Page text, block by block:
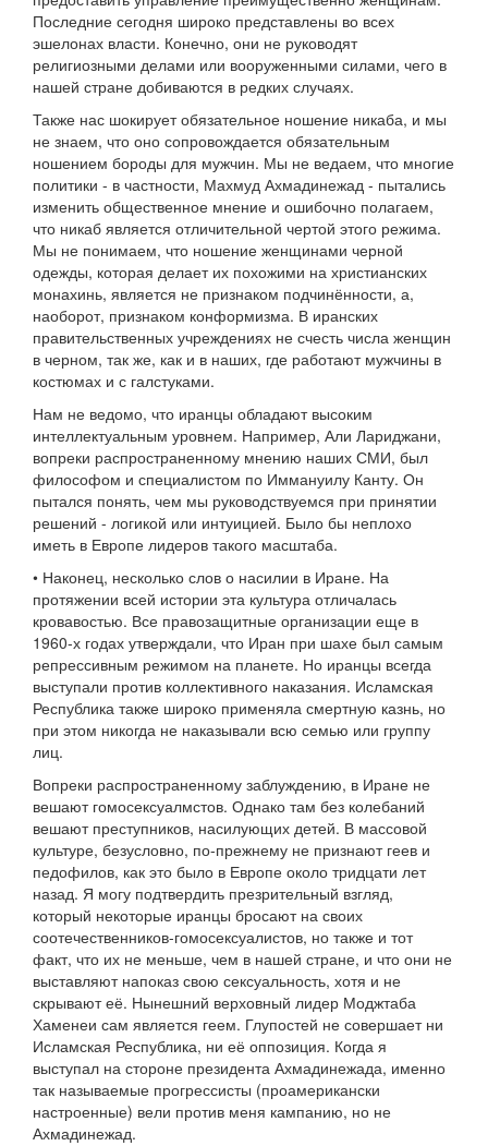
Последние сегодня широко представлены во всех
эшелонах власти. Конечно, они не руководят
религиозными делами или вооруженными силами, чего в
нашей стране добиваются в редких случаях.
Также нас шокирует обязательное ношение никаба, и мы
не знаем, что оно сопровождается обязательным
ношением бороды для мужчин. Мы не ведаем, что многие
политики - в частности, Махмуд Ахмадинежад - пытались
изменить общественное мнение и ошибочно полагаем,
что никаб является отличительной чертой этого режима.
Мы не понимаем, что ношение женщинами черной
одежды, которая делает их похожими на христианских
монахинь, является не признаком подчинённости, а,
наоборот, признаком конформизма. В иранских
правительственных учреждениях не счесть числа женщин
в черном, так же, как и в наших, где работают мужчины в
костюмах и с галстуками.
Нам не ведомо, что иранцы обладают высоким
интеллектуальным уровнем. Например, Али Лариджани,
вопреки распространенному мнению наших СМИ, был
философом и специалистом по Иммануилу Канту. Он
пытался понять, чем мы руководствуемся при принятии
решений - логикой или интуицией. Было бы неплохо
иметь в Европе лидеров такого масштаба.
• Наконец, несколько слов о насилии в Иране. На
протяжении всей истории эта культура отличалась
кровавостью. Все правозащитные организации еще в
1960-х годах утверждали, что Иран при шахе был самым
репрессивным режимом на планете. Но иранцы всегда
выступали против коллективного наказания. Исламская
Республика также широко применяла смертную казнь, но
при этом никогда не наказывали всю семью или группу
лиц.
Вопреки распространенному заблуждению, в Иране не
вешают гомосексуалмстов. Однако там без колебаний
вешают преступников, насилующих детей. В массовой
культуре, безусловно, по-прежнему не признают геев и
педофилов, как это было в Европе около тридцати лет
назад. Я могу подтвердить презрительный взгляд,
который некоторые иранцы бросают на своих
соотечественников-гомосексуалистов, но также и тот
факт, что их не меньше, чем в нашей стране, и что они не
выставляют напоказ свою сексуальность, хотя и не
скрывают её. Нынешний верховный лидер Моджтаба
Хаменеи сам является геем. Глупостей не совершает ни
Исламская Республика, ни её оппозиция. Когда я
выступал на стороне президента Ахмадинежада, именно
так называемые прогрессисты (проамерикански
настроенные) вели против меня кампанию, но не
Ахмадинежад.